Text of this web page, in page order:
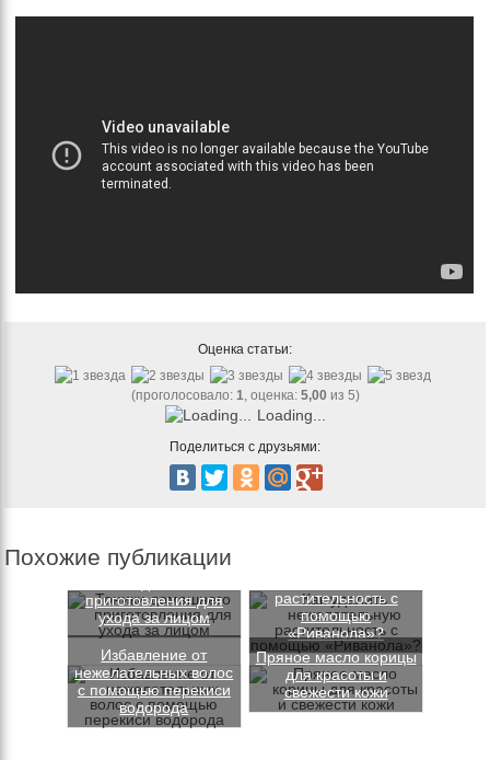
Оценка статьи:
(проголосовало: 1, оценка: 5,00 из 5)
Loading...
Поделиться с друзьями:
Похожие публикации
приготовления для
ухода за лицом
растительность с
помощью
«Риванола»?
Избавление от
нежелательных волос
с помощью перекиси
водорода
Пряное масло корицы
для красоты и
свежести кожи